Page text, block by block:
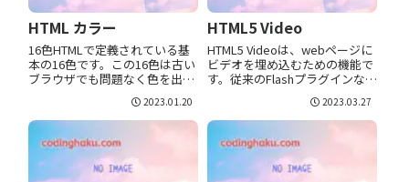
HTML カラー
16色HTMLで定義されている基
本の16色です。この16色は古い
ブラウザでも問題なく色を出す
ーコード 色成分16進(赤、緑、
青) 色成分10進(赤、緑、青) 色
名称 #FFFFFF FF FF FF 255 2...
2023.01.20
HTML5 Video
HTML5 Videoは、webページに
ビデオを埋め込むための機能で
す。従来のFlashプラグインなど
オを直接再生できるようになり
ました。ビデオ形式HTML5
Video でサポートされている主
なビデオ形式は以下...
2023.03.27